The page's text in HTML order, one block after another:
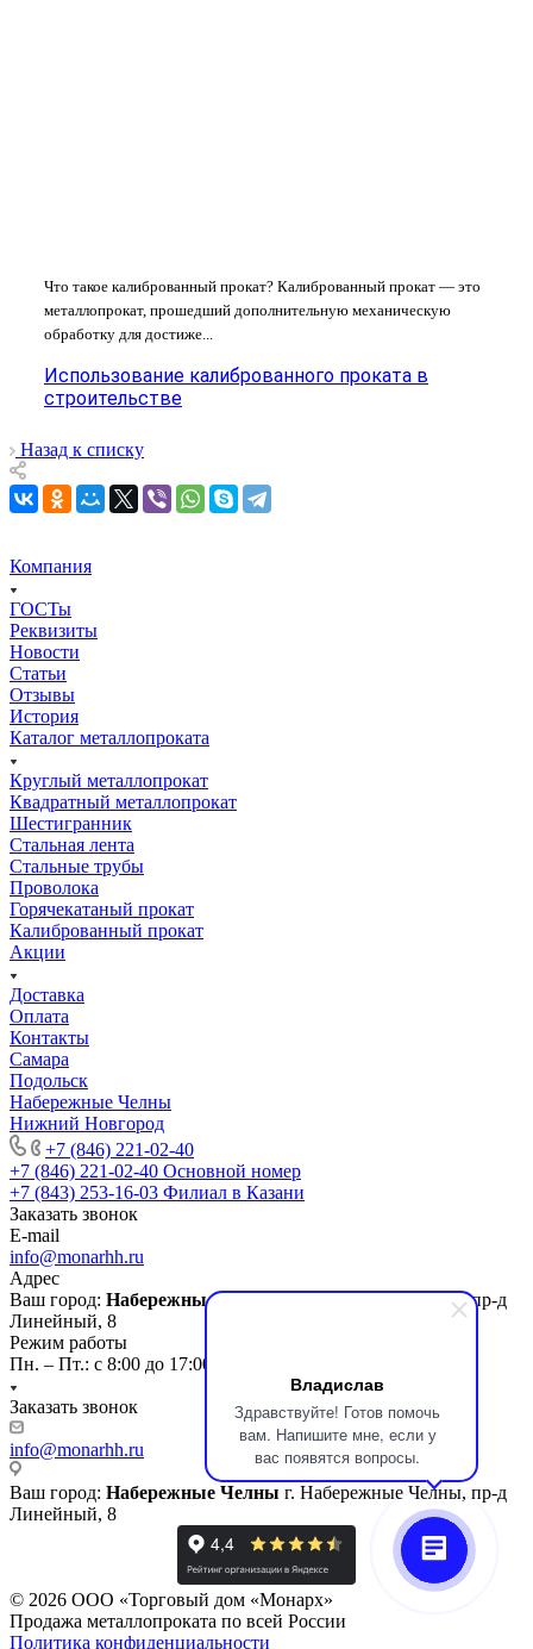
Владислав
Здравствуйте! Готов помочь
вам. Напишите мне, если у
вас появятся вопросы.
Что такое калиброванный прокат? Калиброванный прокат — это
металлопрокат, прошедший дополнительную механическую
обработку для достиже...
Использование калиброванного проката в
строительстве
Назад к списку
Компания
ГОСТы
Реквизиты
Новости
Статьи
Отзывы
История
Каталог металлопроката
Круглый металлопрокат
Квадратный металлопрокат
Шестигранник
Стальная лента
Стальные трубы
Проволока
Горячекатаный прокат
Калиброванный прокат
Акции
Доставка
Оплата
Контакты
Самара
Подольск
Набережные Челны
Нижний Новгород
+7 (846) 221-02-40
+7 (846) 221-02-40 Основной номер
+7 (843) 253-16-03 Филиал в Казани
Заказать звонок
E-mail
info@monarhh.ru
Адрес
Ваш город: Набережные Челны г. Набережные Челны, пр-д
Линейный, 8
Режим работы
Пн. – Пт.: с 8:00 до 17:00
Заказать звонок
info@monarhh.ru
Ваш город: Набережные Челны г. Набережные Челны, пр-д
Линейный, 8
© 2026 ООО «Торговый дом «Монарх»
Продажа металлопроката по всей России
Политика конфиденциальности